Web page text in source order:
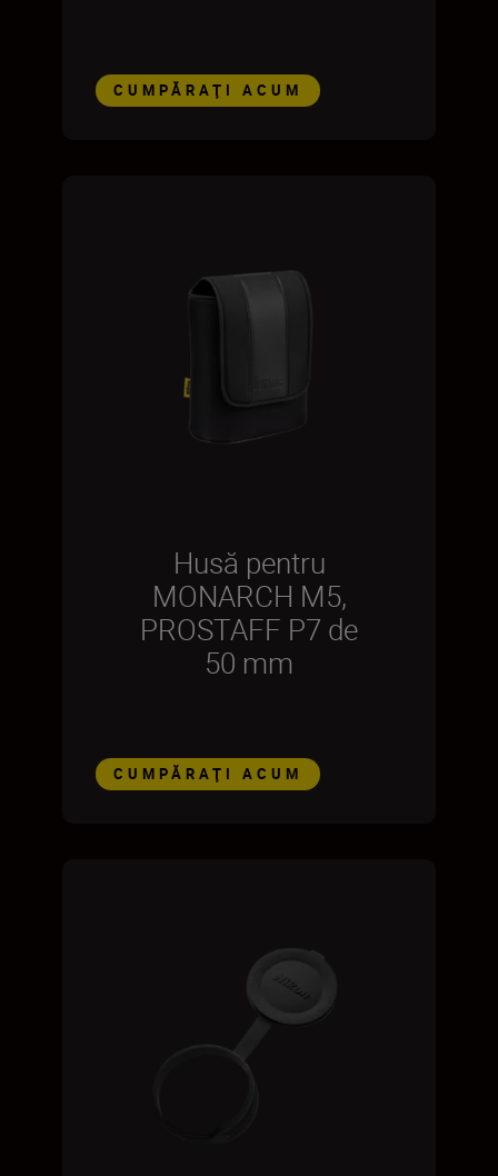
CUMPĂRAŢI ACUM
Husă pentru
MONARCH M5,
PROSTAFF P7 de
50 mm
CUMPĂRAŢI ACUM